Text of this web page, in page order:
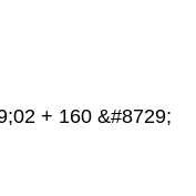
+ 160 &#8729;